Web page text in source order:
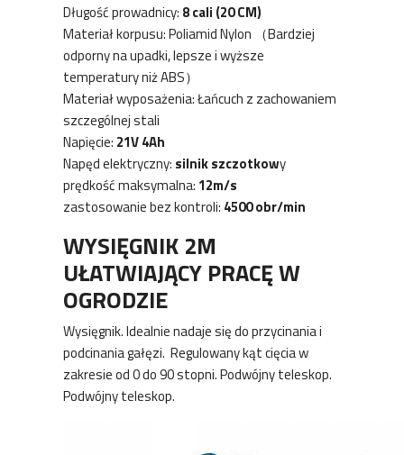
Długość prowadnicy: 8 cali (20 CM)
Materiał korpusu: Poliamid Nylon （Bardziej
odporny na upadki, lepsze i wyższe
temperatury niż ABS）
Materiał wyposażenia: Łańcuch z zachowaniem
szczególnej stali
Napięcie: 21V 4Ah
Napęd elektryczny: silnik szczotkowy
prędkość maksymalna: 12m/s
zastosowanie bez kontroli: 4500 obr/min
WYSIĘGNIK 2M
UŁATWIAJĄCY PRACĘ W
OGRODZIE
Wysięgnik. Idealnie nadaje się do przycinania i
podcinania gałęzi. Regulowany kąt cięcia w
zakresie od 0 do 90 stopni. Podwójny teleskop.
Podwójny teleskop.